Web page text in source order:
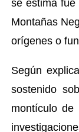
se estima
Montañas
orígenes o
Según
sostenido
montículo